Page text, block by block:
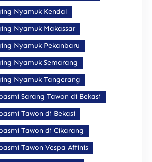
Nyamuk Kendal
Nyamuk Makassar
Nyamuk Pekanbaru
Nyamuk Semarang
Nyamuk Tangerang
Sarang Tawon di Bekasi
Tawon di Bekasi
Tawon di Cikarang
Tawon Vespa Affinis